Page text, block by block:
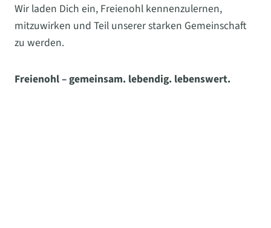
Wir laden Dich ein, Freienohl kennenzulernen,
mitzuwirken und Teil unserer starken Gemeinschaft
zu werden.
Freienohl – gemeinsam. lebendig. lebenswert.